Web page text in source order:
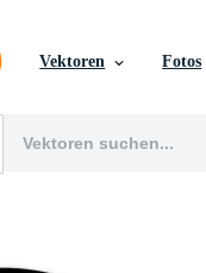
Vektoren Fotos